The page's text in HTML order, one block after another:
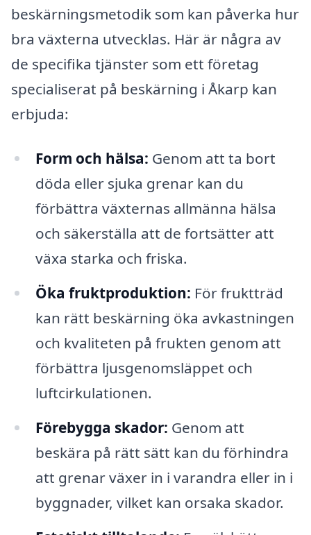
beskärningsmetodik som kan påverka hur
bra växterna utvecklas. Här är några av
de specifika tjänster som ett företag
specialiserat på beskärning i Åkarp kan
erbjuda:
Form och hälsa: Genom att ta bort
döda eller sjuka grenar kan du
förbättra växternas allmänna hälsa
och säkerställa att de fortsätter att
växa starka och friska.
Öka fruktproduktion: För fruktträd
kan rätt beskärning öka avkastningen
och kvaliteten på frukten genom att
förbättra ljusgenomsläppet och
luftcirkulationen.
Förebygga skador: Genom att
beskära på rätt sätt kan du förhindra
att grenar växer in i varandra eller in i
byggnader, vilket kan orsaka skador.